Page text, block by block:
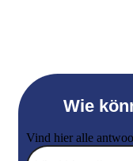
Wie
Vind hier alle